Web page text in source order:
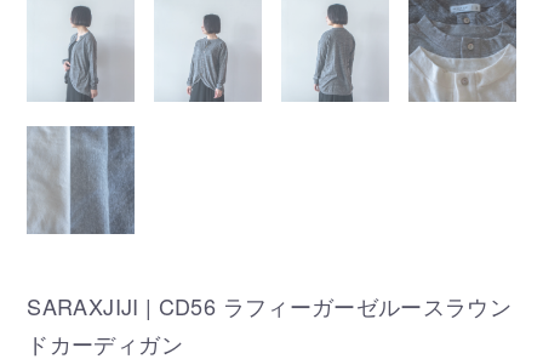
SARAXJIJI | CD56 ラフィーガーゼルースラウン
ドカーディガン